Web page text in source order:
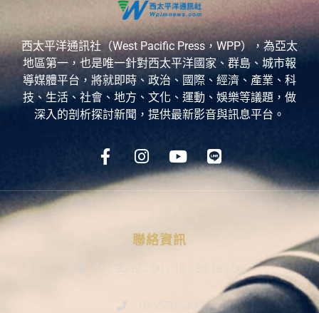
西太平洋通訊社（West Pacific Press，WPP），為亞太
地區第一，也是唯一針對西太平洋國家、群島、城市報
導媒體平台，將就即時、政治、國際、經濟、產業、科
技、生活、社會、地方、文化、運動、娛樂等議題，做
深入的剖析探討新聞，提供最新影音與訊息平台。
聯絡資訊
9：30-12：00；13：30-18：00
02-2570-5439